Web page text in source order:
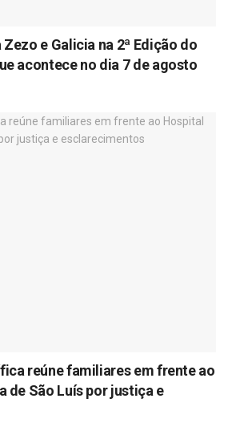
e Galicia na 2ª Edição do
acontece no dia 7 de agosto
reúne familiares em frente ao
de São Luís por justiça e